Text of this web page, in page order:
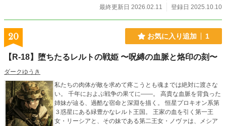
最終更新日 2026.02.11
登録日 2025.10.10
20 お気に入り追加 1
【R-18】堕ちたるレルトの戦姫 〜呪縛の血脈と烙印の刻〜
ダークゆうき
私たちの肉体が敵を求めて疼こうとも魂までは絶対に渡さな
い。 千年におよぶ戦争の果てに――。 高貴な血脈を背負った
姉妹が辿る、過酷な宿命と深淵を描く。 恒星プロキオン系第
３惑星にある緑豊かなレルト王国。 王家の血を引く第一王
女・リーシアと、その妹である第二王女・ノヴァは、メシア